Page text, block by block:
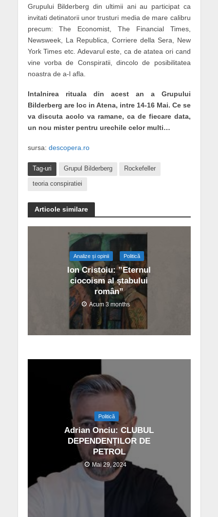
Grupului Bilderberg din ultimii ani au participat ca
invitati detinatorii unor trusturi media de mare calibru
precum: The Economist, The Financial Times,
Newsweek, La Republica, Corriere della Sera, New
York Times etc. Adevarul este, ca de atatea ori cand
vine vorba de Conspiratii, dincolo de posibilitatea
noastra de a-l afla.
Intalnirea rituala din acest an a Grupului
Bilderberg are loc in Atena, intre 14-16 Mai. Ce se
va discuta acolo va ramane, ca de fiecare data,
un nou mister pentru urechile celor multi…
sursa: descopera.ro
Tag-uri Grupul Bilderberg Rockefeller
teoria conspiratiei
Articole similare
Analize și opinii Politică
Ion Cristoiu: ”Eternul
ciocoism al ștabului
român”
Acum 3 months
Politică
Adrian Onciu: CLUBUL
DEPENDENȚILOR DE
PETROL
Mai 29, 2024